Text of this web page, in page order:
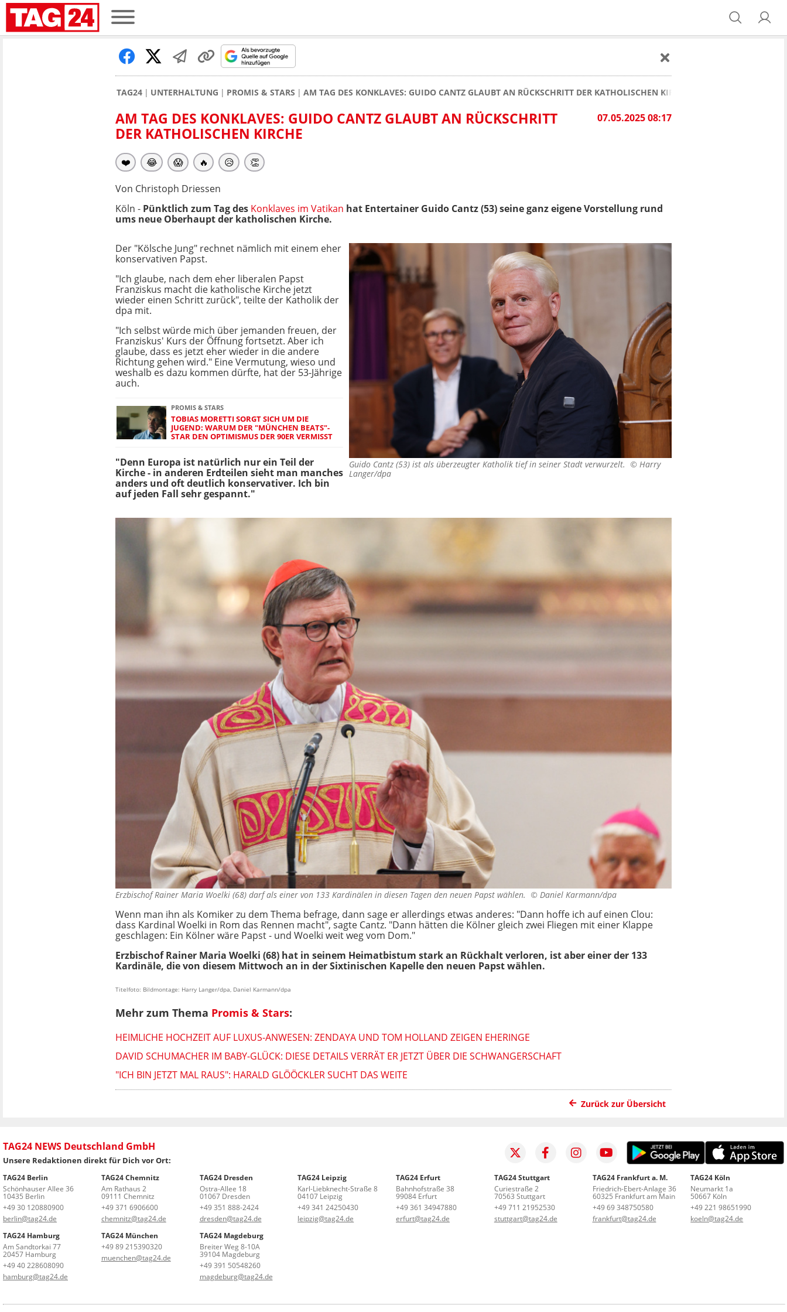
TAG24 UNTERHALTUNG PROMIS & STARS AM TAG DES KONKLAVES: GUIDO CANTZ GLAUBT AN RÜCKSCHRITT DER KATHOLISCHEN KIRCHE
07.05.2025 08:17
AM TAG DES KONKLAVES: GUIDO CANTZ GLAUBT AN RÜCKSCHRITT
DER KATHOLISCHEN KIRCHE
❤️ 😂 😱 🔥 😥 👏
Von Christoph Driessen
Köln - Pünktlich zum Tag des Konklaves im Vatikan hat Entertainer Guido Cantz (53) seine ganz eigene Vorstellung rund
ums neue Oberhaupt der katholischen Kirche.
Guido Cantz (53) ist als überzeugter Katholik tief in seiner Stadt verwurzelt. © Harry
Langer/dpa
Der "Kölsche Jung" rechnet nämlich mit einem eher
konservativen Papst.
"Ich glaube, nach dem eher liberalen Papst
Franziskus macht die katholische Kirche jetzt
wieder einen Schritt zurück", teilte der Katholik der
dpa mit.
"Ich selbst würde mich über jemanden freuen, der
Franziskus' Kurs der Öffnung fortsetzt. Aber ich
glaube, dass es jetzt eher wieder in die andere
Richtung gehen wird." Eine Vermutung, wieso und
weshalb es dazu kommen dürfte, hat der 53-Jährige
auch.
PROMIS & STARS
TOBIAS MORETTI SORGT SICH UM DIE
JUGEND: WARUM DER "MÜNCHEN BEATS"-
STAR DEN OPTIMISMUS DER 90ER VERMISST
"Denn Europa ist natürlich nur ein Teil der
Kirche - in anderen Erdteilen sieht man manches
anders und oft deutlich konservativer. Ich bin
auf jeden Fall sehr gespannt."
Erzbischof Rainer Maria Woelki (68) darf als einer von 133 Kardinälen in diesen Tagen den neuen Papst wählen. © Daniel Karmann/dpa
Wenn man ihn als Komiker zu dem Thema befrage, dann sage er allerdings etwas anderes: "Dann hoffe ich auf einen Clou:
dass Kardinal Woelki in Rom das Rennen macht", sagte Cantz. "Dann hätten die Kölner gleich zwei Fliegen mit einer Klappe
geschlagen: Ein Kölner wäre Papst - und Woelki weit weg vom Dom."
Erzbischof Rainer Maria Woelki (68) hat in seinem Heimatbistum stark an Rückhalt verloren, ist aber einer der 133
Kardinäle, die von diesem Mittwoch an in der Sixtinischen Kapelle den neuen Papst wählen.
Titelfoto: Bildmontage: Harry Langer/dpa, Daniel Karmann/dpa
Mehr zum Thema Promis & Stars:
HEIMLICHE HOCHZEIT AUF LUXUS-ANWESEN: ZENDAYA UND TOM HOLLAND ZEIGEN EHERINGE
DAVID SCHUMACHER IM BABY-GLÜCK: DIESE DETAILS VERRÄT ER JETZT ÜBER DIE SCHWANGERSCHAFT
"ICH BIN JETZT MAL RAUS": HARALD GLÖÖCKLER SUCHT DAS WEITE
Zurück zur Übersicht
TAG24 NEWS Deutschland GmbH
Unsere Redaktionen direkt für Dich vor Ort:
TAG24 Berlin
Schönhauser Allee 36
10435 Berlin
+49 30 120880900
berlin@tag24.de
TAG24 Chemnitz
Am Rathaus 2
09111 Chemnitz
+49 371 6906600
chemnitz@tag24.de
TAG24 Dresden
Ostra-Allee 18
01067 Dresden
+49 351 888-2424
dresden@tag24.de
TAG24 Leipzig
Karl-Liebknecht-Straße 8
04107 Leipzig
+49 341 24250430
leipzig@tag24.de
TAG24 Erfurt
Bahnhofstraße 38
99084 Erfurt
+49 361 34947880
erfurt@tag24.de
TAG24 Stuttgart
Curiestraße 2
70563 Stuttgart
+49 711 21952530
stuttgart@tag24.de
TAG24 Frankfurt a. M.
Friedrich-Ebert-Anlage 36
60325 Frankfurt am Main
+49 69 348750580
frankfurt@tag24.de
TAG24 Köln
Neumarkt 1a
50667 Köln
+49 221 98651990
koeln@tag24.de
TAG24 Hamburg
Am Sandtorkai 77
20457 Hamburg
+49 40 228608090
hamburg@tag24.de
TAG24 München
+49 89 215390320
muenchen@tag24.de
TAG24 Magdeburg
Breiter Weg 8-10A
39104 Magdeburg
+49 391 50548260
magdeburg@tag24.de